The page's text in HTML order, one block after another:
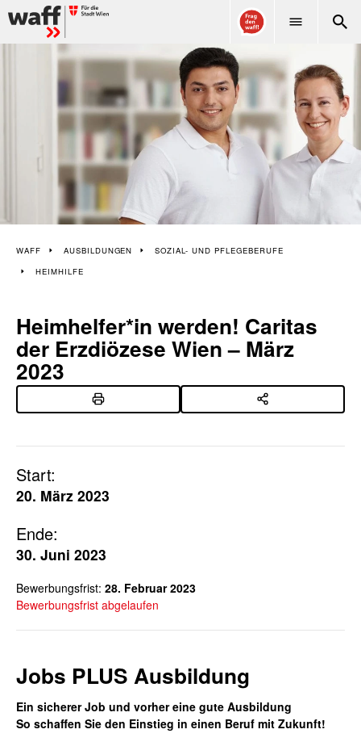
WAFF AUSBILDUNGEN
SOZIAL- UND PFLEGEBERUFE
HEIMHILFE
Heimhelfer*in werden! Caritas
der Erzdiözese Wien – März
2023
Start:
20. März 2023
Ende:
30. Juni 2023
Bewerbungsfrist: 28. Februar 2023
Bewerbungsfrist abgelaufen
Jobs PLUS Ausbildung
Ein sicherer Job und vorher eine gute Ausbildung
So schaffen Sie den Einstieg in einen Beruf mit Zukunft!